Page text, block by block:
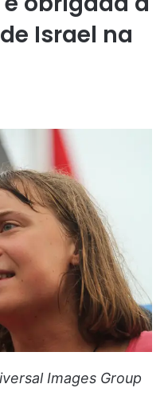
Israel na
Images Group